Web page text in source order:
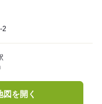
2
を開く